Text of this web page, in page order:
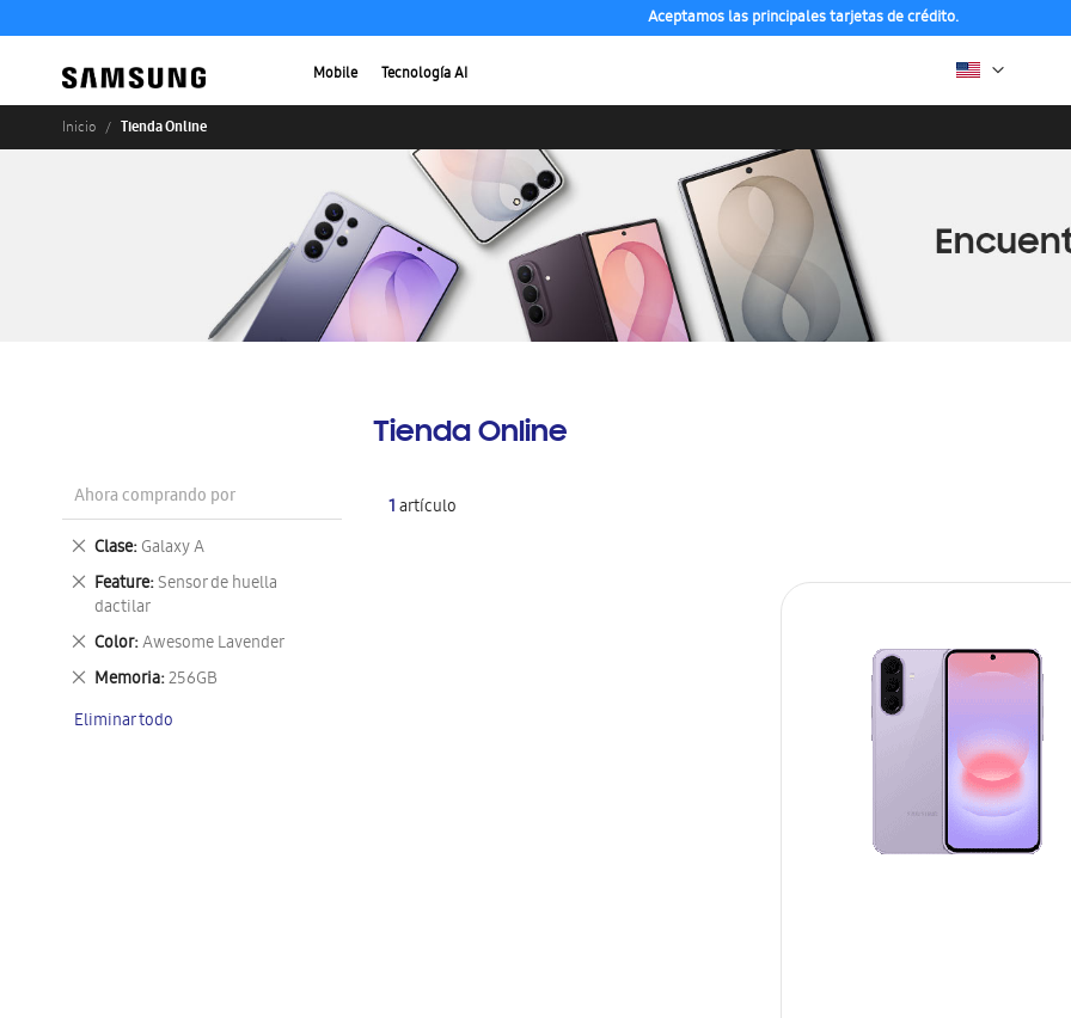
Aceptamos las principales tarjetas de crédito.
Mobile Tecnología AI
Inicio Tienda Online
Tienda Online
1artículo
Ahora comprando por
Clase Galaxy A
Eliminar
este
artículo
Feature Sensor de huella
dactilar
Eliminar
este
artículo
Color Awesome Lavender
Eliminar
este
artículo
Memoria 256GB
Eliminar
artículo
Eliminar todo